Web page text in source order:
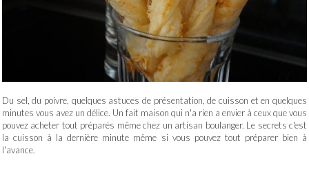
Du sel, du poivre, quelques astuces de présentation, de cuisson et en quelques
minutes vous avez un délice. Un fait maison qui n'a rien a envier à ceux que vous
pouvez acheter tout préparés même chez un artisan boulanger. Le secrets c'est
la cuisson à la dernière minute même si vous pouvez tout préparer bien à
l'avance.